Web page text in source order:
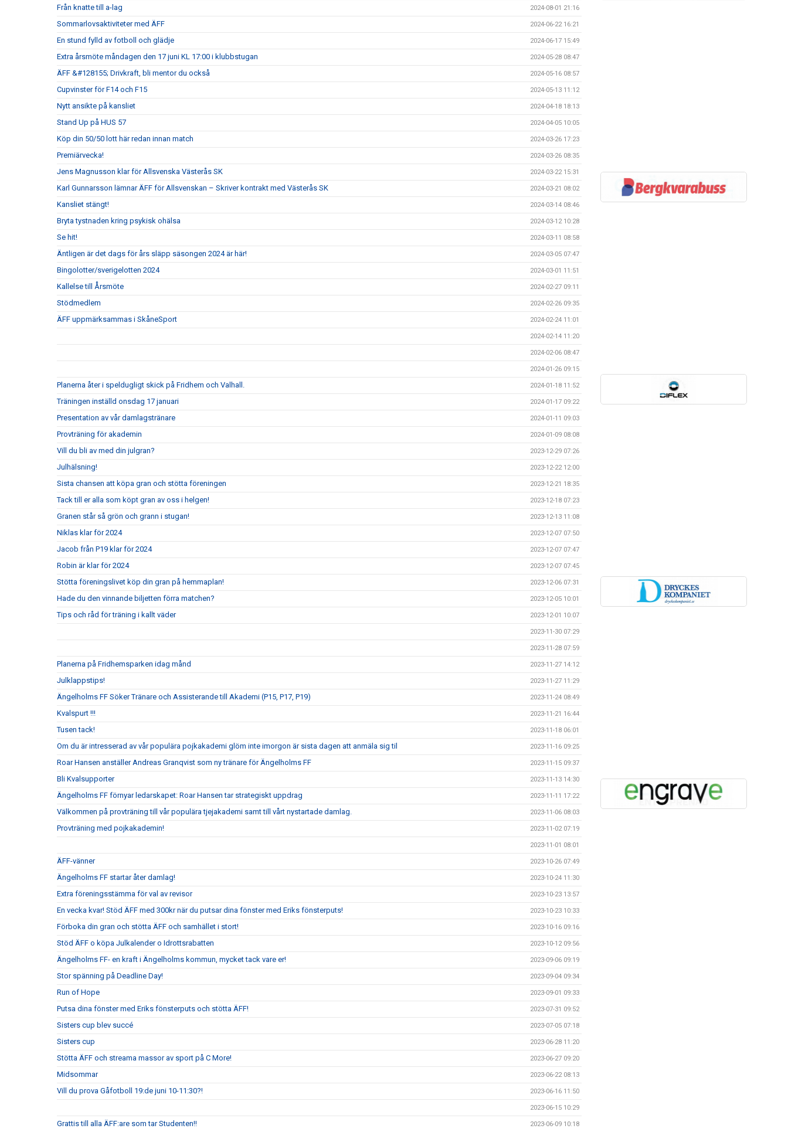
Från knatte till a-lag 2024-08-01 21:16
Sommarlovsaktiviteter med ÄFF 2024-06-22 16:21
En stund fylld av fotboll och glädje 2024-06-17 15:49
Extra årsmöte måndagen den 17 juni KL 17:00 i klubbstugan 2024-05-28 08:47
ÄFF &#128155; Drivkraft, bli mentor du också 2024-05-16 08:57
Cupvinster för F14 och F15 2024-05-13 11:12
Nytt ansikte på kansliet 2024-04-18 18:13
Stand Up på HUS 57 2024-04-05 10:05
Köp din 50/50 lott här redan innan match 2024-03-26 17:23
Premiärvecka! 2024-03-26 08:35
Jens Magnusson klar för Allsvenska Västerås SK 2024-03-22 15:31
Karl Gunnarsson lämnar ÄFF för Allsvenskan – Skriver kontrakt med Västerås SK 2024-03-21 08:02
Kansliet stängt! 2024-03-14 08:46
Bryta tystnaden kring psykisk ohälsa 2024-03-12 10:28
Se hit! 2024-03-11 08:58
Äntligen är det dags för års släpp säsongen 2024 är här! 2024-03-05 07:47
Bingolotter/sverigelotten 2024 2024-03-01 11:51
Kallelse till Årsmöte 2024-02-27 09:11
Stödmedlem 2024-02-26 09:35
ÄFF uppmärksammas i SkåneSport 2024-02-24 11:01
2024-02-14 11:20
2024-02-06 08:47
2024-01-26 09:15
Planerna åter i speldugligt skick på Fridhem och Valhall. 2024-01-18 11:52
Träningen inställd onsdag 17 januari 2024-01-17 09:22
Presentation av vår damlagstränare 2024-01-11 09:03
Provträning för akademin 2024-01-09 08:08
Vill du bli av med din julgran? 2023-12-29 07:26
Julhälsning! 2023-12-22 12:00
Sista chansen att köpa gran och stötta föreningen 2023-12-21 18:35
Tack till er alla som köpt gran av oss i helgen! 2023-12-18 07:23
Granen står så grön och grann i stugan! 2023-12-13 11:08
Niklas klar för 2024 2023-12-07 07:50
Jacob från P19 klar för 2024 2023-12-07 07:47
Robin är klar för 2024 2023-12-07 07:45
Stötta föreningslivet köp din gran på hemmaplan! 2023-12-06 07:31
Hade du den vinnande biljetten förra matchen? 2023-12-05 10:01
Tips och råd för träning i kallt väder 2023-12-01 10:07
2023-11-30 07:29
2023-11-28 07:59
Planerna på Fridhemsparken idag månd 2023-11-27 14:12
Julklappstips! 2023-11-27 11:29
Ängelholms FF Söker Tränare och Assisterande till Akademi (P15, P17, P19) 2023-11-24 08:49
Kvalspurt !!! 2023-11-21 16:44
Tusen tack! 2023-11-18 06:01
Om du är intresserad av vår populära pojkakademi glöm inte imorgon är sista dagen att anmäla sig til 2023-11-16 09:25
Roar Hansen anställer Andreas Granqvist som ny tränare för Ängelholms FF 2023-11-15 09:37
Bli Kvalsupporter 2023-11-13 14:30
Ängelholms FF förnyar ledarskapet: Roar Hansen tar strategiskt uppdrag 2023-11-11 17:22
Välkommen på provträning till vår populära tjejakademi samt till vårt nystartade damlag. 2023-11-06 08:03
Provträning med pojkakademin! 2023-11-02 07:19
2023-11-01 08:01
ÄFF-vänner 2023-10-26 07:49
Ängelholms FF startar åter damlag! 2023-10-24 11:30
Extra föreningsstämma för val av revisor 2023-10-23 13:57
En vecka kvar! Stöd ÄFF med 300kr när du putsar dina fönster med Eriks fönsterputs! 2023-10-23 10:33
Förboka din gran och stötta ÄFF och samhället i stort! 2023-10-16 09:16
Stöd ÄFF o köpa Julkalender o Idrottsrabatten 2023-10-12 09:56
Ängelholms FF- en kraft i Ängelholms kommun, mycket tack vare er! 2023-09-06 09:19
Stor spänning på Deadline Day! 2023-09-04 09:34
Run of Hope 2023-09-01 09:33
Putsa dina fönster med Eriks fönsterputs och stötta ÄFF! 2023-07-31 09:52
Sisters cup blev succé 2023-07-05 07:18
Sisters cup 2023-06-28 11:20
Stötta ÄFF och streama massor av sport på C More! 2023-06-27 09:20
Midsommar 2023-06-22 08:13
Vill du prova Gåfotboll 19:de juni 10-11:30?! 2023-06-16 11:50
2023-06-15 10:29
Grattis till alla ÄFF:are som tar Studenten!! 2023-06-09 10:18